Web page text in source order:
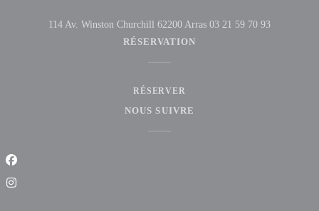
114 Av. Winston Churchill 62200 Arras ((ouvre une nouvelle
03 21 59 70 93
RÉSERVATION
RÉSERVER
NOUS SUIVRE
Facebook ((ouvre une nouvelle fenêtre))
Instagram ((ouvre une nouvelle fenêtre))